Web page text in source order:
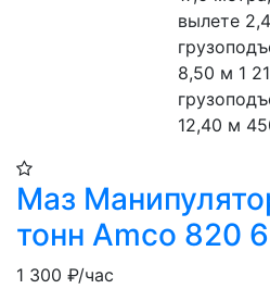
вылете
8,50 м 1
12,40 м
Маз
тонн Amco 820
1 300 ₽/час